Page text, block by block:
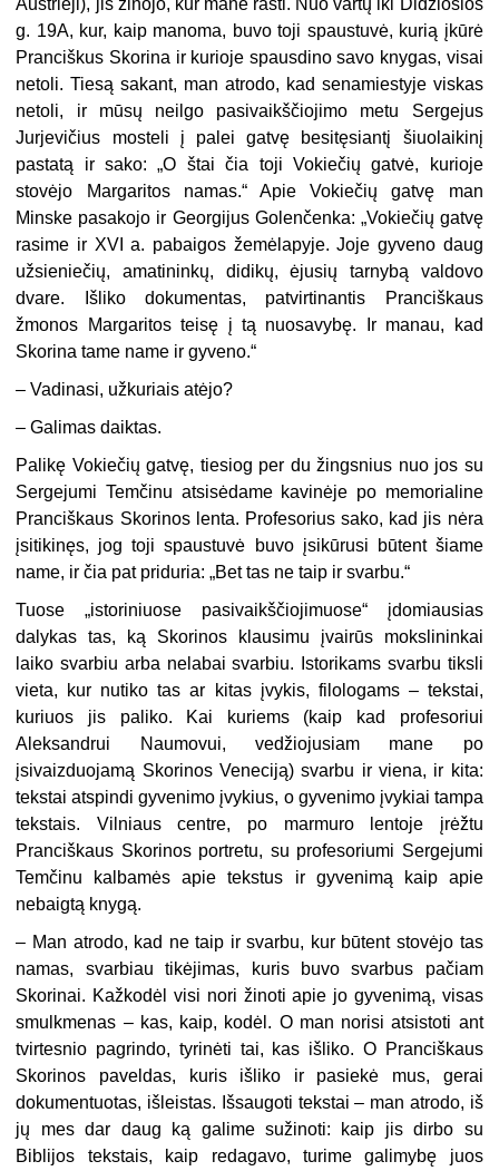
g. 19A, kur, kaip manoma, buvo toji spaustuvė, kurią įkūrė
Pranciškus Skorina ir kurioje spausdino savo knygas, visai
netoli. Tiesą sakant, man atrodo, kad senamiestyje viskas
netoli, ir mūsų neilgo pasivaikščiojimo metu Sergejus
Jurjevičius mosteli į palei gatvę besitęsiantį šiuolaikinį
pastatą ir sako: „O štai čia toji Vokiečių gatvė, kurioje
stovėjo Margaritos namas.“ Apie Vokiečių gatvę man
Minske pasakojo ir Georgijus Golenčenka: „Vokiečių gatvę
rasime ir XVI a. pabaigos žemėlapyje. Joje gyveno daug
užsieniečių, amatininkų, didikų, ėjusių tarnybą valdovo
dvare. Išliko dokumentas, patvirtinantis Pranciškaus
žmonos Margaritos teisę į tą nuosavybę. Ir manau, kad
Skorina tame name ir gyveno.“
– Vadinasi, užkuriais atėjo?
– Galimas daiktas.
Palikę Vokiečių gatvę, tiesiog per du žingsnius nuo jos su
Sergejumi Temčinu atsisėdame kavinėje po memorialine
Pranciškaus Skorinos lenta. Profesorius sako, kad jis nėra
įsitikinęs, jog toji spaustuvė buvo įsikūrusi būtent šiame
name, ir čia pat priduria: „Bet tas ne taip ir svarbu.“
Tuose „istoriniuose pasivaikščiojimuose“ įdomiausias
dalykas tas, ką Skorinos klausimu įvairūs mokslininkai
laiko svarbiu arba nelabai svarbiu. Istorikams svarbu tiksli
vieta, kur nutiko tas ar kitas įvykis, filologams – tekstai,
kuriuos jis paliko. Kai kuriems (kaip kad profesoriui
Aleksandrui Naumovui, vedžiojusiam mane po
įsivaizduojamą Skorinos Veneciją) svarbu ir viena, ir kita:
tekstai atspindi gyvenimo įvykius, o gyvenimo įvykiai tampa
tekstais. Vilniaus centre, po marmuro lentoje įrėžtu
Pranciškaus Skorinos portretu, su profesoriumi Sergejumi
Temčinu kalbamės apie tekstus ir gyvenimą kaip apie
nebaigtą knygą.
– Man atrodo, kad ne taip ir svarbu, kur būtent stovėjo tas
namas, svarbiau tikėjimas, kuris buvo svarbus pačiam
Skorinai. Kažkodėl visi nori žinoti apie jo gyvenimą, visas
smulkmenas – kas, kaip, kodėl. O man norisi atsistoti ant
tvirtesnio pagrindo, tyrinėti tai, kas išliko. O Pranciškaus
Skorinos paveldas, kuris išliko ir pasiekė mus, gerai
dokumentuotas, išleistas. Išsaugoti tekstai – man atrodo, iš
jų mes dar daug ką galime sužinoti: kaip jis dirbo su
Biblijos tekstais, kaip redagavo, turime galimybę juos